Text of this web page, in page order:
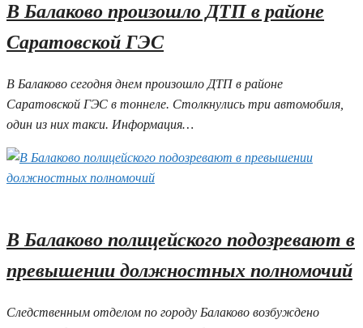
В Балаково произошло ДТП в районе
Саратовской ГЭС
В Балаково сегодня днем произошло ДТП в районе
Саратовской ГЭС в тоннеле. Столкнулись три автомобиля,
один из них такси. Информация…
В Балаково полицейского подозревают в
превышении должностных полномочий
Следственным отделом по городу Балаково возбуждено